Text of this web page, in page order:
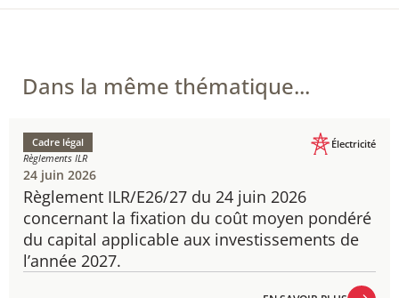
Dans la même thématique...
Règlement ILR/E26/27 du 24 juin 2026
concernant la fixation du coût moyen pondéré
du capital applicable aux investissements de
l’année 2027.
Cadre légal
Règlements ILR
Électricité
24 juin 2026